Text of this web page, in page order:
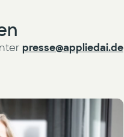
presse@appliedai.de